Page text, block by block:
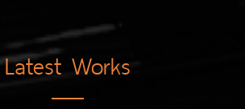
Latest Works